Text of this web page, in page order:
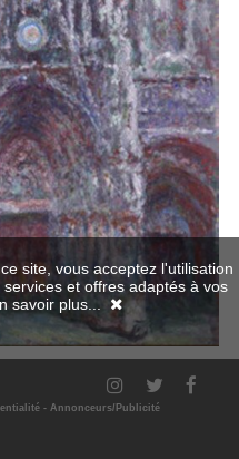
- Annonceurs/Publicité
site, vous acceptez l'utilisation
et offres adaptés à vos
savoir plus...